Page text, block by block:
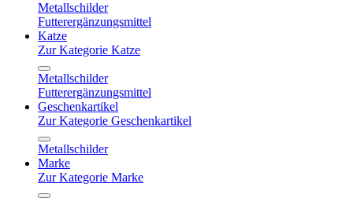
Metallschilder
Futterergänzungsmittel
Katze
Zur Kategorie Katze
Metallschilder
Futterergänzungsmittel
Geschenkartikel
Zur Kategorie Geschenkartikel
Metallschilder
Marke
Zur Kategorie Marke